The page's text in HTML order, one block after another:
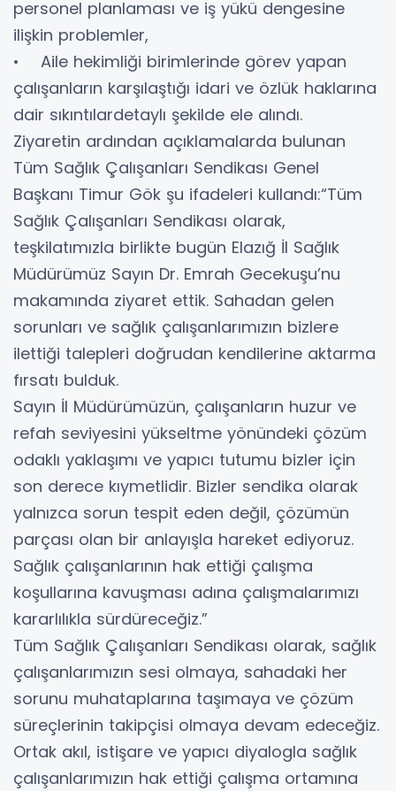
personel planlaması ve iş yükü dengesine
ilişkin problemler,
• Aile hekimliği birimlerinde görev yapan
çalışanların karşılaştığı idari ve özlük haklarına
dair sıkıntılardetaylı şekilde ele alındı.
Ziyaretin ardından açıklamalarda bulunan
Tüm Sağlık Çalışanları Sendikası Genel
Başkanı Timur Gök şu ifadeleri kullandı:“Tüm
Sağlık Çalışanları Sendikası olarak,
teşkilatımızla birlikte bugün Elazığ İl Sağlık
Müdürümüz Sayın Dr. Emrah Gecekuşu’nu
makamında ziyaret ettik. Sahadan gelen
sorunları ve sağlık çalışanlarımızın bizlere
ilettiği talepleri doğrudan kendilerine aktarma
fırsatı bulduk.
Sayın İl Müdürümüzün, çalışanların huzur ve
refah seviyesini yükseltme yönündeki çözüm
odaklı yaklaşımı ve yapıcı tutumu bizler için
son derece kıymetlidir. Bizler sendika olarak
yalnızca sorun tespit eden değil, çözümün
parçası olan bir anlayışla hareket ediyoruz.
Sağlık çalışanlarının hak ettiği çalışma
koşullarına kavuşması adına çalışmalarımızı
kararlılıkla sürdüreceğiz.”
Tüm Sağlık Çalışanları Sendikası olarak, sağlık
çalışanlarımızın sesi olmaya, sahadaki her
sorunu muhataplarına taşımaya ve çözüm
süreçlerinin takipçisi olmaya devam edeceğiz.
Ortak akıl, istişare ve yapıcı diyalogla sağlık
çalışanlarımızın hak ettiği çalışma ortamına